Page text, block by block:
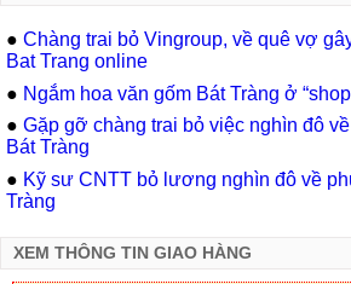
● Chàng trai bỏ Vingroup, về quê vợ
Bat Trang online
● Ngắm hoa văn gốm Bát Tràng ở
● Gặp gỡ chàng trai bỏ việc nghìn đô
Bát Tràng
● Kỹ sư CNTT bỏ lương nghìn đô về
Tràng
XEM THÔNG TIN GIAO HÀNG